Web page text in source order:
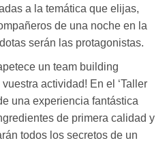
a la temática que elijas,
de una noche en la
serán las protagonistas.
un team building
actividad! En el ‘Taller
una experiencia fantástica
de primera calidad y
todos los secretos de un